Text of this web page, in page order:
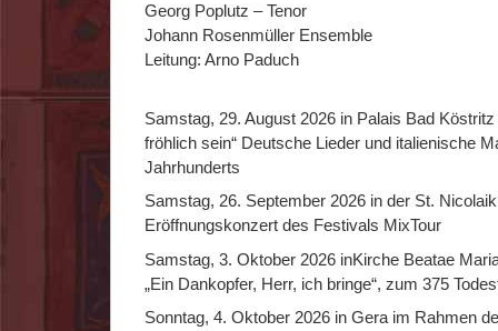
Georg Poplutz – Tenor
Johann Rosenmüller Ensemble
Leitung: Arno Paduch
Samstag, 29. August 2026 in Palais Bad
fröhlich sein“ Deutsche Lieder und italienische
Jahrhunderts
Samstag, 26. September 2026 in der St.
Eröffnungskonzert des Festivals MixTour
Samstag, 3. Oktober 2026 inKirche Beatae
„Ein Dankopfer, Herr, ich bringe“, zum 375
Sonntag, 4. Oktober 2026 in Gera im Rahmen